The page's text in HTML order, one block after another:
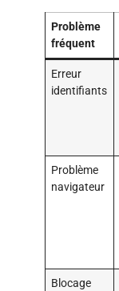
Problème
fréquent
Erreur
identifiants
Problème
navigateur
Blocage